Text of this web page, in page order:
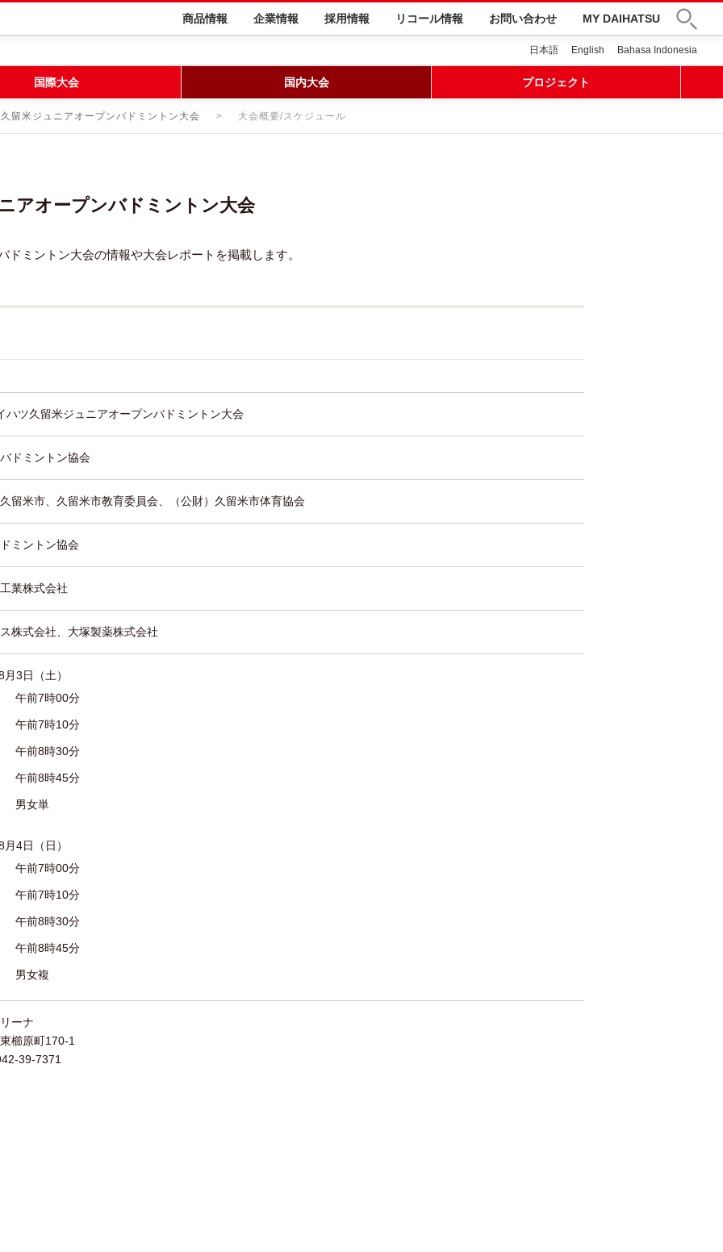
商品情報 企業情報 採用情報 リコール情報 お問い合わせ MY DAIHATSU
日本語 English Bahasa Indonesia
国際大会 国内大会 プロジェクト
留米ジュニアオープンバドミントン大会 大会概要/スケジュール
アオープンバドミントン大会
ミントン大会の情報や大会レポートを掲載します。
ハツ久留米ジュニアオープンバドミントン大会
ドミントン協会
留米市、久留米市教育委員会、（公財）久留米市体育協会
ミントン協会
業株式会社
株式会社、大塚製薬株式会社
3日（土）
午前7時00分
午前7時10分
午前8時30分
午前8時45分
男女単
4日（日）
午前7時00分
午前7時10分
午前8時30分
午前8時45分
男女複
ーナ
櫛原町170-1
39-7371